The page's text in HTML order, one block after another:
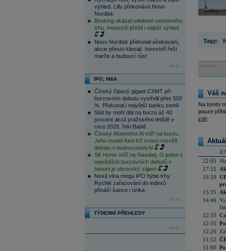
výhled. Lilly překonává Novo
Nordisk
Booking ukázal odolnost cestovního
trhu. Investoři přešli i slabší výhled
Novo Nordisk překonal očekávání,
akcie přesto klesají. Investoři řeší
marže a budoucí růst
více...
IPO, M&A
Čínský čipový gigant CXMT při
burzovním debutu vystřelil přes 500
%. Překonal i největší banku země
Stát by mohl dát na burzu až 40
procent akcií pražského letiště v
roce 2028, řekl Babiš
Čínský Moonshot AI míří na burzu.
Jeho model Kimi K3 znovu rozvířil
debatu o budoucnosti AI
SK Hynix míří na Nasdaq. O jeden z
největších burzovních debutů v
historii je obrovský zájem
Nová vlna mega IPO hýbe trhy.
Rychlé zařazování do indexů
přináší šance i rizika
více...
TÝDENNÍ PŘEHLEDY
více...
Tagy:
Reklama
Váš
Na tomto
pouze
zde.
22:05
17:51
16:20
15:35
14:46
12:55
12:35
12:26
11:52
11:00